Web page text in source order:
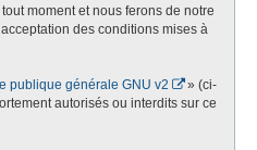
moment et nous ferons de notre
des conditions mises à
publique générale GNU v2
» (ci-
autorisés ou interdits sur ce